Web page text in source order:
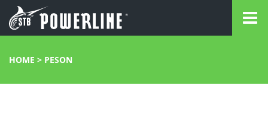
HOME > PESON